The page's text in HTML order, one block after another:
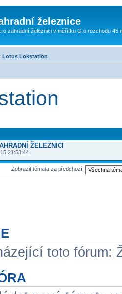
železnice
o zahradní železnici v měřítku G o rozchodu 45
Lotus Lokstation
ŽELEZNICI
21:53:44
Zobrazit témata za předchozí:
toto fórum: